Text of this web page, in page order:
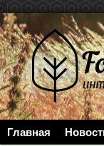
//
Главная